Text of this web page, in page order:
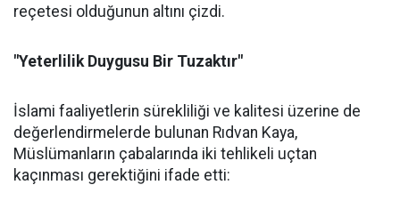
reçetesi olduğunun altını çizdi.
"Yeterlilik Duygusu Bir Tuzaktır"
İslami faaliyetlerin sürekliliği ve kalitesi üzerine de
değerlendirmelerde bulunan Rıdvan Kaya,
Müslümanların çabalarında iki tehlikeli uçtan
kaçınması gerektiğini ifade etti: